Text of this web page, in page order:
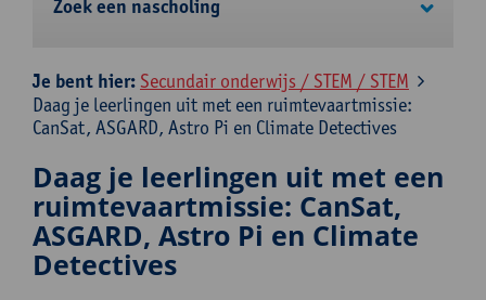
Zoek een nascholing
Je bent hier: Secundair onderwijs / STEM / STEM
Daag je leerlingen uit met een ruimtevaartmissie:
CanSat, ASGARD, Astro Pi en Climate Detectives
Daag je leerlingen uit met een
ruimtevaartmissie: CanSat,
ASGARD, Astro Pi en Climate
Detectives